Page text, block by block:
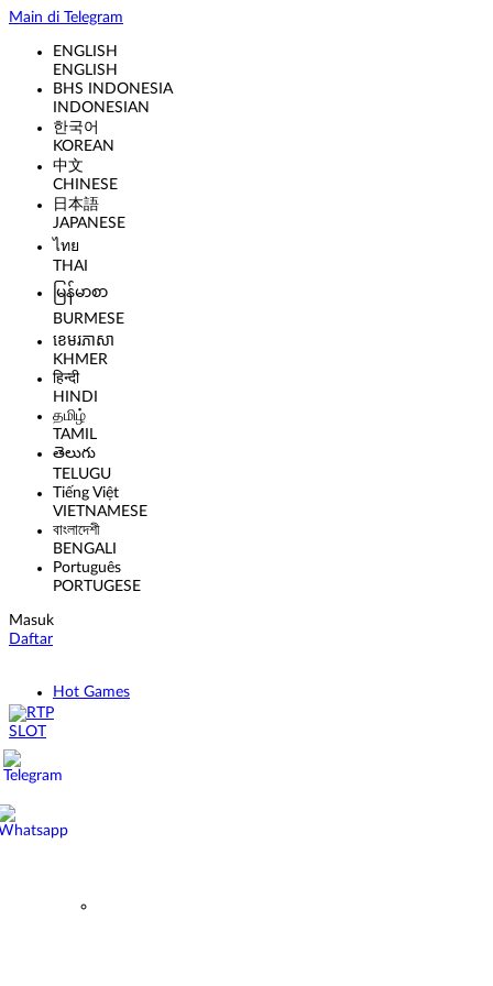
Main di Telegram
ENGLISH
ENGLISH
BHS INDONESIA
INDONESIAN
한국어
KOREAN
中文
CHINESE
日本語
JAPANESE
ไทย
THAI
မြန်မာစာ
BURMESE
ខេមរភាសា
KHMER
हिन्दी
HINDI
தமிழ்
TAMIL
తెలుగు
TELUGU
Tiếng Việt
VIETNAMESE
বাংলাদেশী
BENGALI
Português
PORTUGESE
Masuk
Daftar
Hot Games